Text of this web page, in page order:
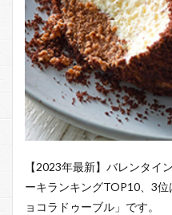
【2023年最新】バレンタイ
ーキランキングTOP10、3
ョコラドゥーブル」です。